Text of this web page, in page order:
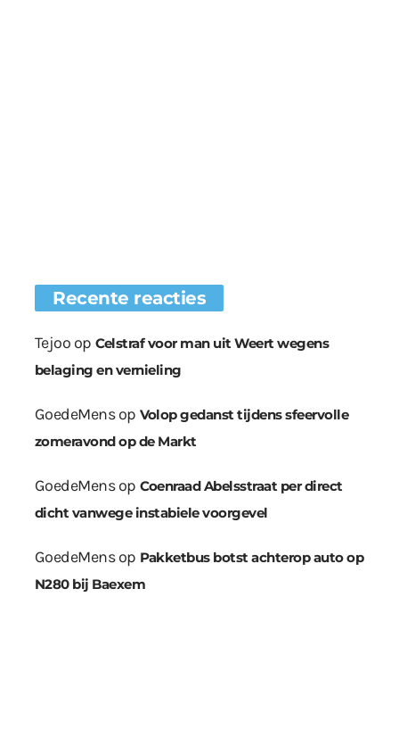
Recente reacties
Tejoo op Celstraf voor man uit Weert wegens
belaging en vernieling
GoedeMensop Volop gedanst tijdens sfeervolle
zomeravond op de Markt
GoedeMensop Coenraad Abelsstraat per direct
dicht vanwege instabiele voorgevel
GoedeMensop Pakketbus botst achterop auto op
N280 bij Baexem